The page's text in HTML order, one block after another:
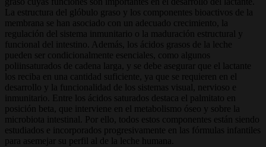
La estructura del glóbulo graso y los componentes bioactivos de la
membrana se han asociado con un adecuado crecimiento, la
regulación del sistema inmunitario o la maduración estructural y
funcional del intestino. Además, los ácidos grasos de la leche
pueden ser condicionalmente esenciales, como algunos
poliinsaturados de cadena larga, y se debe asegurar que el lactante
los reciba en una cantidad suficiente, ya que se requieren en el
desarrollo y la funcionalidad de los sistemas visual, nervioso e
inmunitario. Entre los ácidos saturados destaca el palmitato en
posición beta, que interviene en el metabolismo óseo y sobre la
microbiota intestinal. Por ello, todos estos componentes están siendo
estudiados e incorporados progresivamente en las fórmulas infantiles
para asemejar su perfil al de la leche humana.